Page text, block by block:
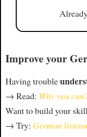
Improve your
Having trouble
→ Read: Why you
Want to build your
→ Try: German